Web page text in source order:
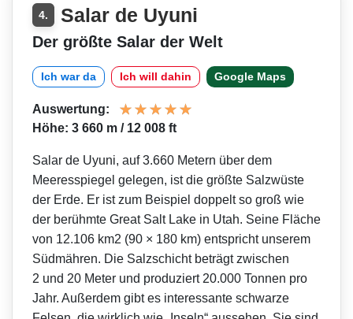
4. Salar de Uyuni
Der größte Salar der Welt
Ich war da Ich will dahin Google Maps
Auswertung:
Höhe: 3 660 m / 12 008 ft
Salar de Uyuni, auf 3.660 Metern über dem
Meeresspiegel gelegen, ist die größte Salzwüste
der Erde. Er ist zum Beispiel doppelt so groß wie
der berühmte Great Salt Lake in Utah. Seine Fläche
von 12.106 km2 (90 × 180 km) entspricht unserem
Südmähren. Die Salzschicht beträgt zwischen
2 und 20 Meter und produziert 20.000 Tonnen pro
Jahr. Außerdem gibt es interessante schwarze